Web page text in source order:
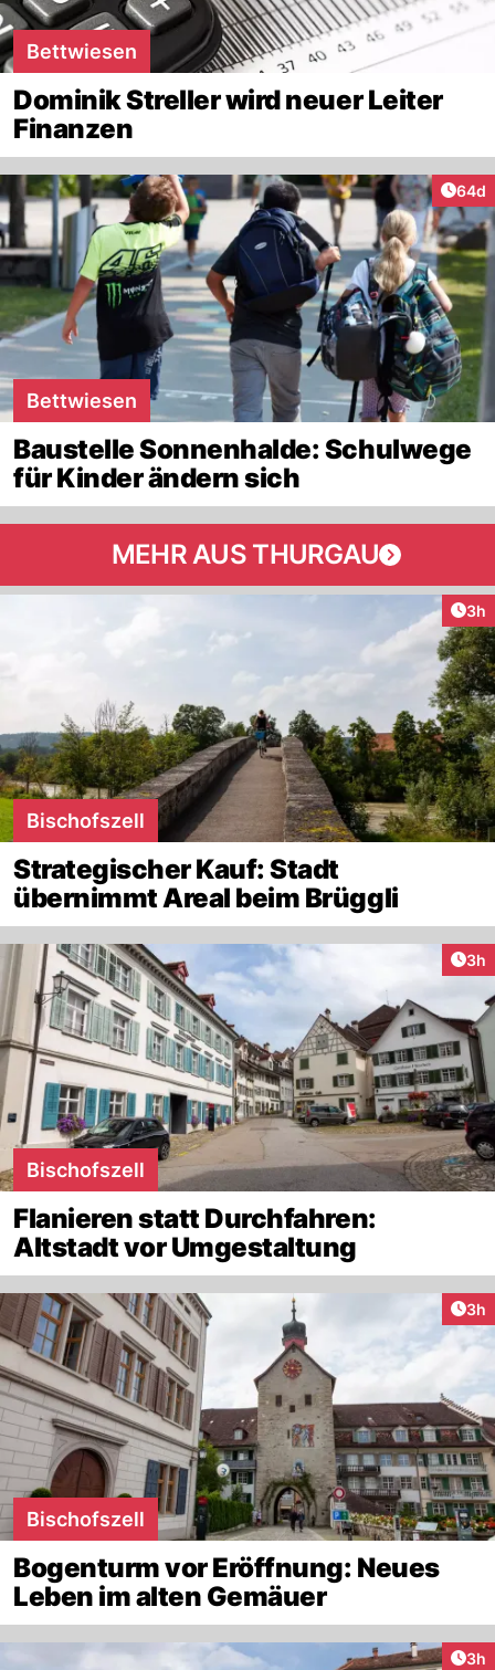
Bettwiesen
Dominik Streller wird neuer Leiter
Finanzen
64d
Bettwiesen
Baustelle Sonnenhalde: Schulwege
für Kinder ändern sich
MEHR AUS THURGAU
3h
Bischofszell
Strategischer Kauf: Stadt
übernimmt Areal beim Brüggli
3h
Bischofszell
Flanieren statt Durchfahren:
Altstadt vor Umgestaltung
3h
Bischofszell
Bogenturm vor Eröffnung: Neues
Leben im alten Gemäuer
3h